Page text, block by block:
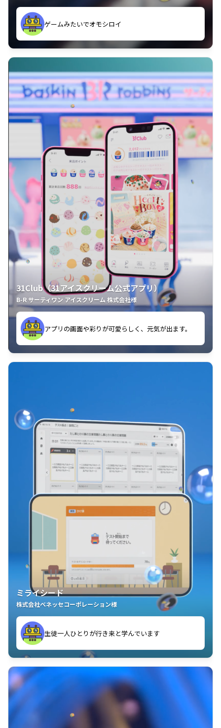
ゲームみたいでオモシロイ
久々のモーターショーがアプリでもっと楽しめました
31Club（31アイスクリーム公式アプリ）
B-R サーティワン アイスクリーム 株式会社様
アプリの画面や彩りが可愛らしく、元気が出ます。
クラスごとに特典があるようなので使うのが楽しいで
す。
ミライシード
株式会社ベネッセコーポレーション様
生徒一人ひとりが行き来と学んでいます
教室中の児童生徒が「問題が解けてうれしい」「解く
ことが楽しい」を実感しています